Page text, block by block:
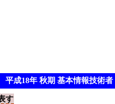
平成18年 秋期 基本情報技術者
す